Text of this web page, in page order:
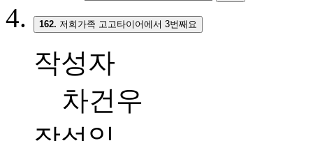
162. 저희가족 고고타이어에서 3번째요
작성자
차건우